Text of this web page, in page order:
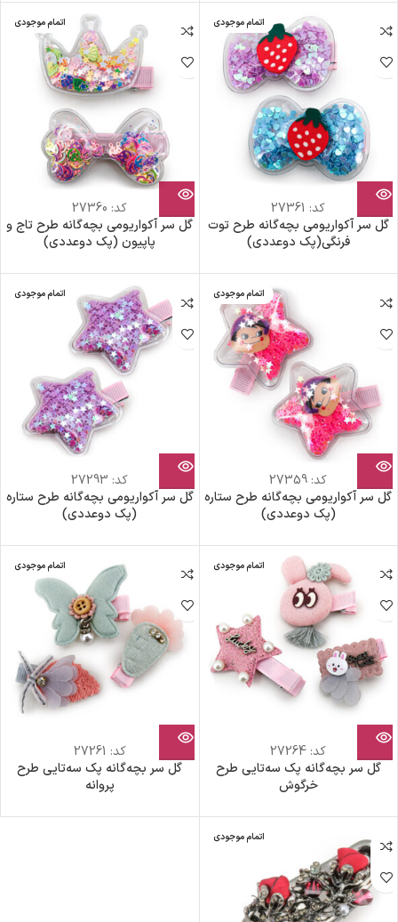
اتمام موجودی
کد: 27361
گل سر آکواریومی بچه‌گانه طرح توت
فرنگی(پک دوعددی)
اتمام موجودی
کد: 27360
گل سر آکواریومی بچه‌گانه طرح تاج و
پاپیون (پک دوعددی)
اتمام موجودی
کد: 27359
گل سر آکواریومی بچه‌گانه طرح ستاره
(پک دوعددی)
اتمام موجودی
کد: 27293
گل سر آکواریومی بچه‌گانه طرح ستاره
(پک دوعددی)
اتمام موجودی
کد: 27264
گل سر بچه‌گانه پک سه‌تایی طرح
خرگوش
اتمام موجودی
کد: 27261
گل سر بچه‌گانه پک سه‌تایی طرح
پروانه
اتمام موجودی